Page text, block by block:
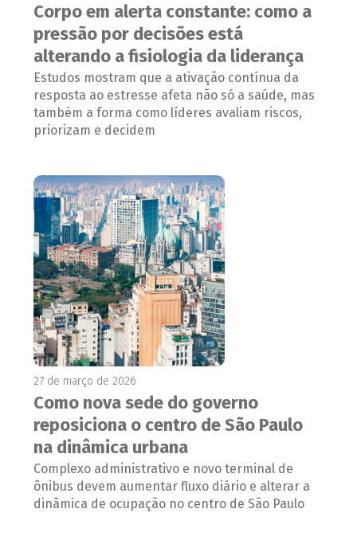
Corpo em alerta constante: como a
pressão por decisões está
alterando a fisiologia da liderança
Estudos mostram que a ativação contínua da
resposta ao estresse afeta não só a saúde, mas
também a forma como líderes avaliam riscos,
priorizam e decidem
27 de março de 2026
Como nova sede do governo
reposiciona o centro de São Paulo
na dinâmica urbana
Complexo administrativo e novo terminal de
ônibus devem aumentar fluxo diário e alterar a
dinâmica de ocupação no centro de São Paulo